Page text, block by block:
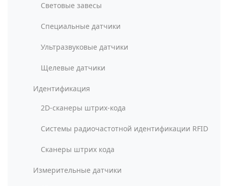
Световые завесы
Специальные датчики
Ультразвуковые датчики
Щелевые датчики
Идентификация
2D-сканеры штрих-кода
Системы радиочастотной идентификации RFID
Сканеры штрих кода
Измерительные датчики